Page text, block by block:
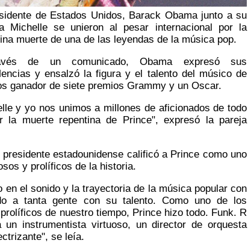
de Estados Unidos, Barack Obama junto a su
Michelle se unieron al pesar internacional por la
muerte de una de las leyendas de la música pop.
de un comunicado, Obama expresó sus
y ensalzó la figura y el talento del músico de
ganador de siete premios Grammy y un Oscar.
y yo nos unimos a millones de aficionados de todo
la muerte repentina de Prince", expresó la pareja
estadounidense calificó a Prince como uno
y prolíficos de la historia.
en el sonido y la trayectoria de la música popular con
a tanta gente con su talento. Como uno de los
de nuestro tiempo, Prince hizo todo. Funk. R
instrumentista virtuoso, un director de orquesta
se leía.